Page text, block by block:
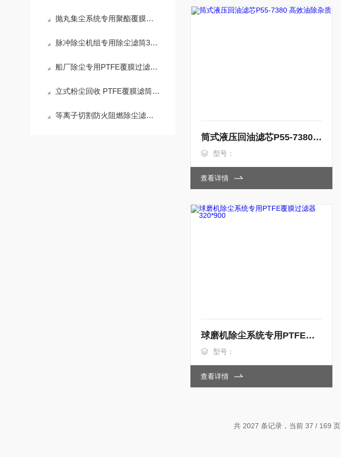
抛丸集尘系统专用聚酯覆膜滤筒350*900mm操作使用
脉冲除尘机组专用除尘滤筒350*660聚酯纤维技术参数
船厂除尘专用PTFE覆膜过滤筒325*660技术参数
立式粉尘回收 PTFE覆膜滤筒350*660mm工作原理
等离子切割防火阻燃除尘滤筒350*660mm工作原理
筒式液压回油滤芯P55-7380 高效油除杂质
型号：
查看详情
球磨机除尘系统专用PTFE覆膜过滤器320*900
型号：
查看详情
共 2027 条记录，当前 37 / 169 页